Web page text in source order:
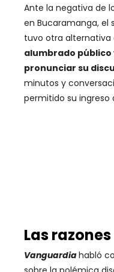
Ante la negativa de
en Bucaramanga, el
tuvo otra alternativa
alumbrado público
pronunciar su
minutos y
permitido su ingreso
Las
Vanguardiahabló